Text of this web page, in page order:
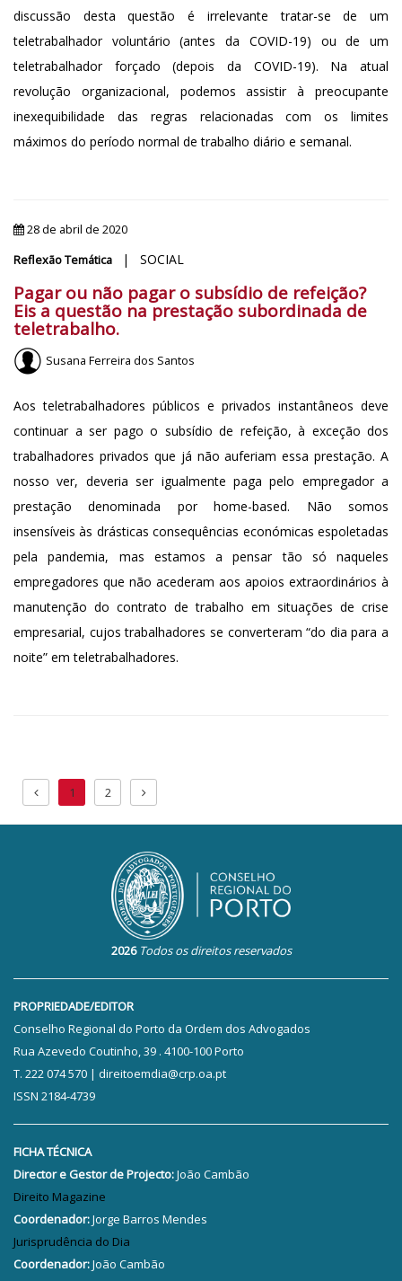
discussão desta questão é irrelevante tratar-se de um
teletrabalhador voluntário (antes da COVID-19) ou de um
teletrabalhador forçado (depois da COVID-19). Na atual
revolução organizacional, podemos assistir à preocupante
inexequibilidade das regras relacionadas com os limites
máximos do período normal de trabalho diário e semanal.
28 de abril de 2020
Reflexão Temática
| SOCIAL
Pagar ou não pagar o subsídio de refeição?
Eis a questão na prestação subordinada de
teletrabalho.
Susana Ferreira dos Santos
Aos teletrabalhadores públicos e privados instantâneos deve
continuar a ser pago o subsídio de refeição, à exceção dos
trabalhadores privados que já não auferiam essa prestação. A
nosso ver, deveria ser igualmente paga pelo empregador a
prestação denominada por home-based. Não somos
insensíveis às drásticas consequências económicas espoletadas
pela pandemia, mas estamos a pensar tão só naqueles
empregadores que não acederam aos apoios extraordinários à
manutenção do contrato de trabalho em situações de crise
empresarial, cujos trabalhadores se converteram “do dia para a
noite” em teletrabalhadores.
1 2
2026 Todos os direitos reservados
PROPRIEDADE/EDITOR
Conselho Regional do Porto da Ordem dos Advogados
Rua Azevedo Coutinho, 39 . 4100-100 Porto
T. 222 074 570 | direitoemdia@crp.oa.pt
ISSN 2184-4739
FICHA TÉCNICA
Director e Gestor de Projecto:João Cambão
Direito Magazine
Coordenador:Jorge Barros Mendes
Jurisprudência do Dia
Coordenador:João Cambão